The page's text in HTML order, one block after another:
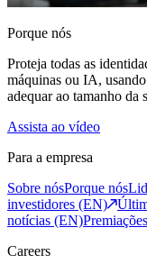
Porque nós
Proteja todas as
máquinas ou IA,
adequar ao tamanho da
Assista ao vídeo
Para a empresa
Sobre nósPorque nós
investidores (EN)
notícias (EN)Premiações
Careers